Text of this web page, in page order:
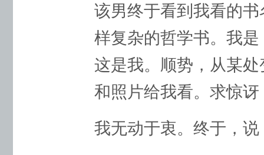
该男终于看到我看的
样复杂的哲学书。我
这是我。顺势，从某
和照片给我看。求惊
我无动于衷。终于，